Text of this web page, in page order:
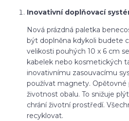
Inovativní doplňovací
Nová prázdná paletka
být doplněna kdykoli budete
velikosti pouhých 10 x 6 cm
kabelek nebo kosmetických
inovativnímu zasouvacímu
používat magnety. Opětovné
životnost obalu. To snižuje
chrání životní prostředí.
recyklovat.